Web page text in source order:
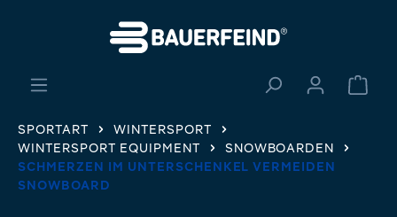
SPORTART
WINTERSPORT
WINTERSPORT EQUIPMENT
SNOWBOARDEN
SCHMERZEN IM UNTERSCHENKEL VERMEIDEN
SNOWBOARD